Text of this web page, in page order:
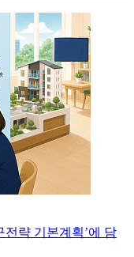
전략 기본계획’에 담